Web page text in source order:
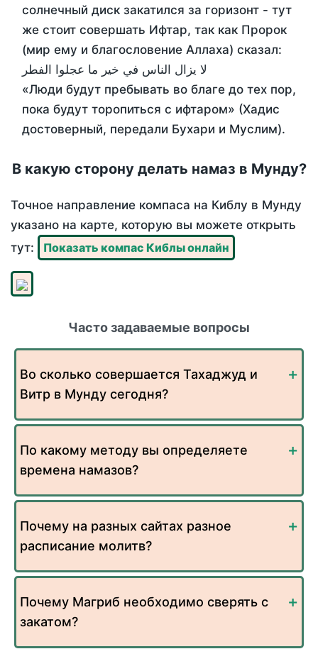
солнечный диск закатился за горизонт - тут
же стоит совершать Ифтар, так как Пророк
(мир ему и благословение Аллаха) сказал:
لا يزال الناس في خير ما عجلوا الفطر
«Люди будут пребывать во благе до тех пор,
пока будут торопиться с ифтаром» (Хадис
достоверный, передали Бухари и Муслим).
В какую сторону делать намаз в Мунду?
Точное направление компаса на Киблу в Мунду
указано на карте, которую вы можете открыть
тут:
Показать компас Киблы онлайн
Часто задаваемые вопросы
Во сколько совершается Тахаджуд и
Витр в Мунду сегодня?
По какому методу вы определяете
времена намазов?
Почему на разных сайтах разное
расписание молитв?
Почему Магриб необходимо сверять с
закатом?